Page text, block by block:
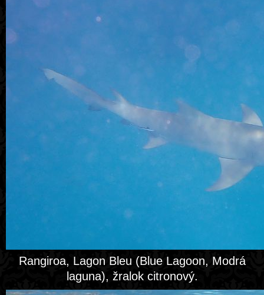
Rangiroa, Lagon Bleu (Blue Lagoon, Modrá
laguna), žralok citronový.